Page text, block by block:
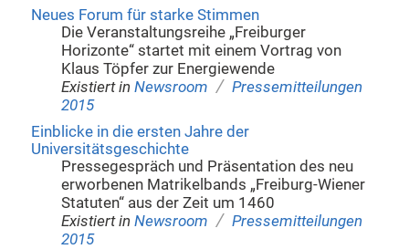
Neues Forum für starke Stimmen
Die Veranstaltungsreihe „Freiburger
Horizonte“ startet mit einem Vortrag von
Klaus Töpfer zur Energiewende
Existiert in Newsroom / Pressemitteilungen
2015
Einblicke in die ersten Jahre der
Universitätsgeschichte
Pressegespräch und Präsentation des neu
erworbenen Matrikelbands „Freiburg-Wiener
Statuten“ aus der Zeit um 1460
Existiert in Newsroom / Pressemitteilungen
2015